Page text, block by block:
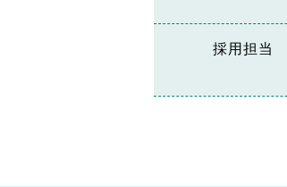
採用担当